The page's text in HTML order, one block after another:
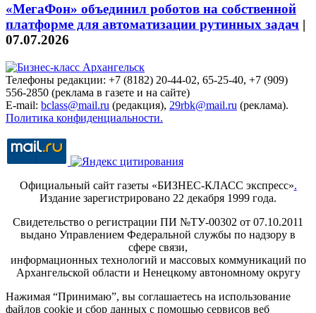
«МегаФон» объединил роботов на собственной
платформе для автоматизации рутинных задач |
07.07.2026
Телефоны редакции: +7 (8182) 20-44-02, 65-25-40, +7 (909)
556-2850 (реклама в газете и на сайте)
E-mail: bclass@mail.ru (редакция), 29rbk@mail.ru (реклама).
Политика конфиденциальности.
Официальный сайт газеты «БИЗНЕС-КЛАСС экспресс».
Издание зарегистрировано 22 декабря 1999 года.
Свидетельство о регистрации ПИ №ТУ-00302 от 07.10.2011
выдано Управлением Федеральной службы по надзору в
сфере связи,
информационных технологий и массовых коммуникаций по
Архангельской области и Ненецкому автономному округу
Нажимая “Принимаю”, вы соглашаетесь на использование
файлов cookie и сбор данных с помощью сервисов веб